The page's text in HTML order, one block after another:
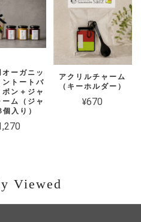
フルーツジャム
オーガニッ
ントートバ
ボン＋ジャ
ム（ジャ
入り）
アクリルチャーム
（キーホルダー）
¥670
Viewed